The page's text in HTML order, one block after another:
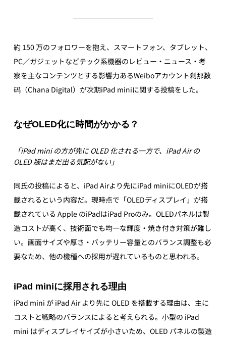
約 150 万のフォロワーを抱え、スマートフォン、タブレット、
PC／ガジェットなどテック系機器のレビュー・ニュース・考
察を主なコンテンツとする影響力あるWeiboアカウント刹那数
码（Chana Digital）が次期iPad miniに関する投稿をした。
なぜOLED化に時間がかかる？
「iPad mini の方が先に OLED 化される一方で、iPad Air の
OLED 版はまだ出る気配がない」
同氏の投稿によると、iPad Airより先にiPad miniにOLEDが搭
載されるという内容だ。現時点で「OLEDディスプレイ」が搭
載されている Apple のiPadはiPad Proのみ。OLEDパネルは製
造コストが高く、技術面でも均一な輝度・焼き付き対策が難し
い。画面サイズや厚さ・バッテリー容量とのバランス調整も必
要なため、他の機種への採用が遅れているものと思われる。
iPad miniに採用される理由
iPad mini が iPad Air より先に OLED を搭載する理由は、主に
コストと戦略のバランスによると考えられる。小型の iPad
mini はディスプレイサイズが小さいため、OLED パネルの製造